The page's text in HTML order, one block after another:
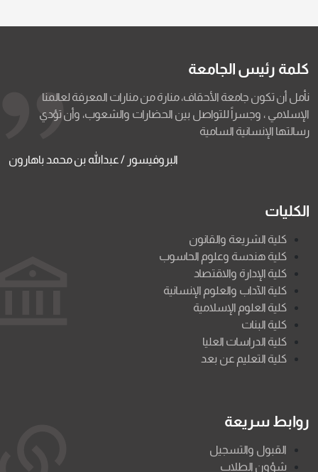
كلمة رئيس الجامعة
نأمل أن تكون جامعة الأحقاف، منارة من منارات المعرفة لعالمنا
الإسلامي ، وجسراً للتواصل بين الحضارات والشعوب، وأن تؤدي
رسالتها الإنسانية السامية
البروفيسور / عبدالله بن محمد باهارون
الكليات
كلية الشريعة والقانون
كلية هندسة وعلوم الحاسوب
كلية الإدارة والاقتصاد
كلية الآداب والعلوم الإنسانية
كلية العلوم الإسلامية
كلية البنات
كلية الدراسات العليا
كلية التعليم عن بعد
روابط سريعة
القبول والتسجيل
شؤون الطلاب